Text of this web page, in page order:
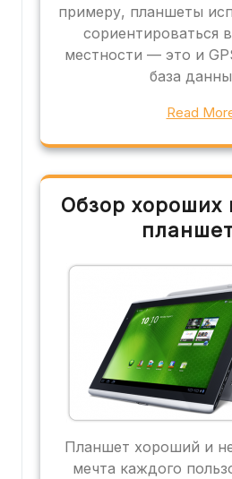
примеру, планшеты
сориентироваться
местности — это и
база
Read
Обзор хороших
Планшет хороший и
мечта каждого